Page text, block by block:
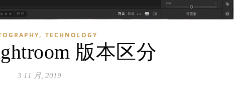
, TECHNOLOGY
版本区分
3 11 月, 2019